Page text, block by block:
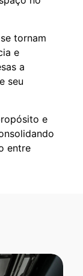
tornam
e
a
seu
e
entre